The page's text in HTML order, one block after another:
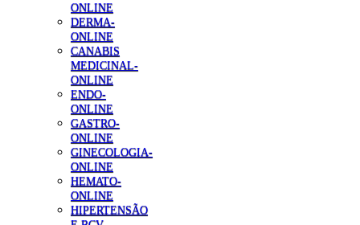
ONLINE
DERMA-
ONLINE
CANABIS
MEDICINAL-
ONLINE
ENDO-
ONLINE
GASTRO-
ONLINE
GINECOLOGIA-
ONLINE
HEMATO-
ONLINE
HIPERTENSÃO